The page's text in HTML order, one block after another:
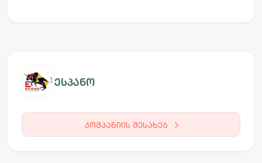
ესპანო
კომპანიის შესახებ